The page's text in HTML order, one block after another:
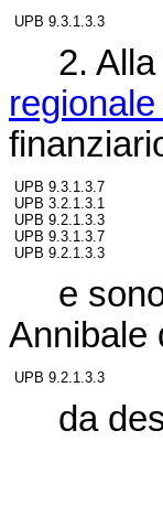
UPB 9.3.1.3.3
2. Alla
UPB 9.3.1.3.7
UPB 3.2.1.3.1
UPB 9.2.1.3.3
UPB 9.3.1.3.7
UPB 9.2.1.3.3
e sono
Annibale
UPB 9.2.1.3.3
da